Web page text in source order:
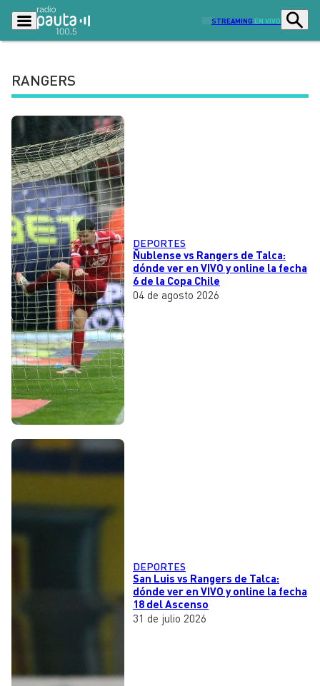
STREAMING EN VIVO
Lo Último
Ciudad
Radio en vivo
Tendencias
Entretención y Cultura
Dato en Pauta Señal 2
Contenido Patrocinado
RANGERS
DEPORTES
Ñublense vs Rangers de Talca:
dónde ver en VIVO y online la fecha
6 de la Copa Chile
04 de agosto 2026
DEPORTES
San Luis vs Rangers de Talca:
dónde ver en VIVO y online la fecha
18 del Ascenso
31 de julio 2026